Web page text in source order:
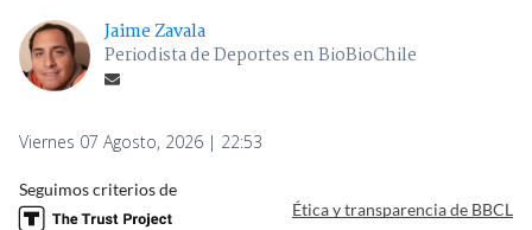
Jaime Zavala
Periodista de Deportes en BioBioChile
Viernes 07 Agosto, 2026 | 22:53
Seguimos criterios de
Ética y transparencia de BBCL